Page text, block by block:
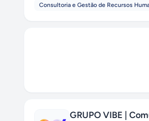
Consultoria e Gestão de Recursos
GRUPO VIBE |